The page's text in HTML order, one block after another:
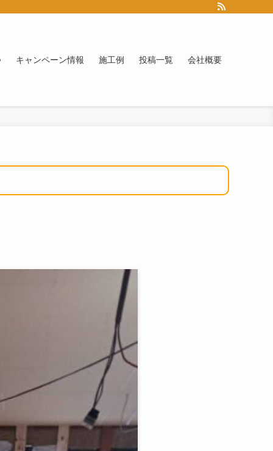
キャンペーン情報 施工例 投稿一覧 会社概要